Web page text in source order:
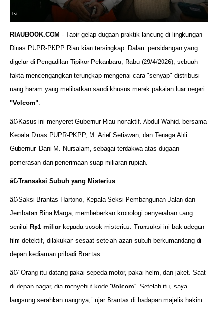
Ist
RIAUBOOK.COM - Tabir gelap dugaan praktik lancung di lingkungan
Dinas PUPR-PKPP Riau kian tersingkap. Dalam persidangan yang
digelar di Pengadilan Tipikor Pekanbaru, Rabu (29/4/2026), sebuah
fakta mencengangkan terungkap mengenai cara "senyap" distribusi
uang haram yang melibatkan sandi khusus merek pakaian luar negeri:
"Volcom"
â€‹Kasus ini menyeret Gubernur Riau nonaktif, Abdul Wahid, bersama
Kepala Dinas PUPR-PKPP, M. Arief Setiawan, dan Tenaga Ahli
Gubernur, Dani M. Nursalam, sebagai terdakwa atas dugaan
pemerasan dan penerimaan suap miliaran rupiah.
â€‹Transaksi Subuh yang Misterius
â€‹Saksi Brantas Hartono, Kepala Seksi Pembangunan Jalan dan
Jembatan Bina Marga, membeberkan kronologi penyerahan uang
senilai Rp1 miliar kepada sosok misterius. Transaksi ini bak adegan
film detektif, dilakukan sesaat setelah azan subuh berkumandang di
depan kediaman pribadi Brantas.
â€‹"Orang itu datang pakai sepeda motor, pakai helm, dan jaket. Saat
di depan pagar, dia menyebut kode 'Volcom' . Setelah itu, saya
langsung serahkan uangnya," ujar Brantas di hadapan majelis hakim